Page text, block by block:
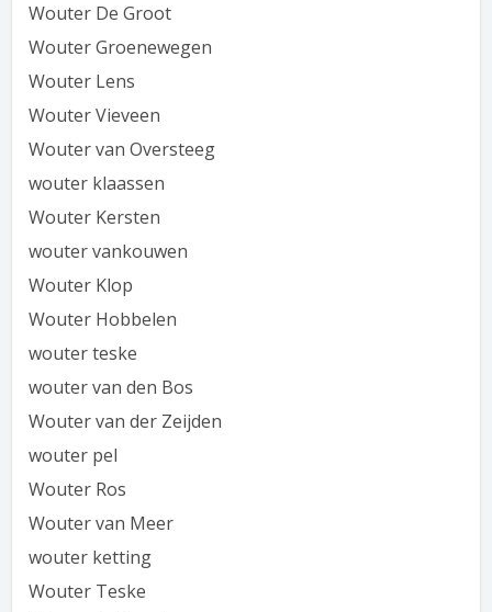
Wouter De Groot
Wouter Groenewegen
Wouter Lens
Wouter Vieveen
Wouter van Oversteeg
wouter klaassen
Wouter Kersten
wouter vankouwen
Wouter Klop
Wouter Hobbelen
wouter teske
wouter van den Bos
Wouter van der Zeijden
wouter pel
Wouter Ros
Wouter van Meer
wouter ketting
Wouter Teske